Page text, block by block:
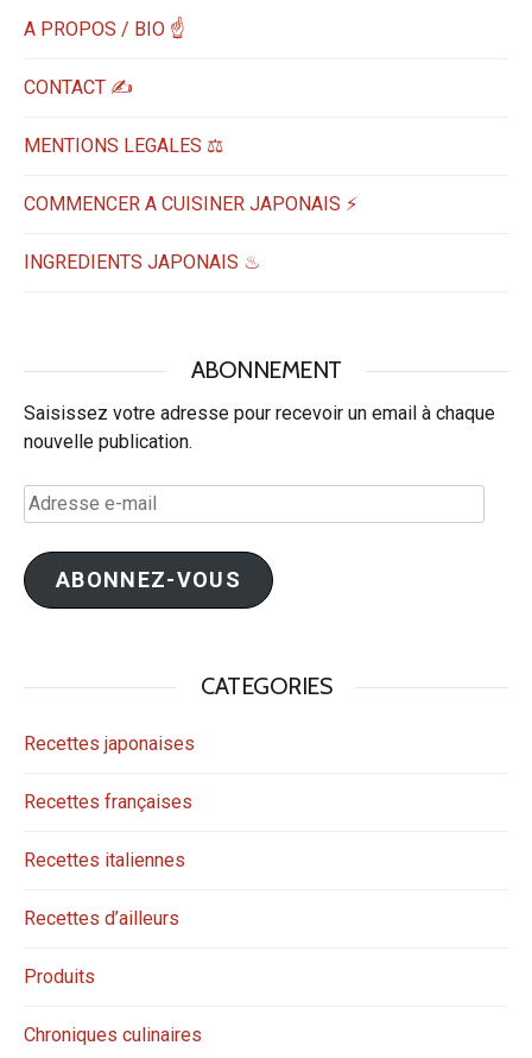
A PROPOS / BIO ☝
CONTACT ✍️
MENTIONS LEGALES ⚖️
COMMENCER A CUISINER JAPONAIS ⚡
INGREDIENTS JAPONAIS ♨
ABONNEMENT
Saisissez votre adresse pour recevoir un email à chaque
nouvelle publication.
Adresse
e-
mail
ABONNEZ-VOUS
CATEGORIES
Recettes japonaises
Recettes françaises
Recettes italiennes
Recettes d’ailleurs
Produits
Chroniques culinaires